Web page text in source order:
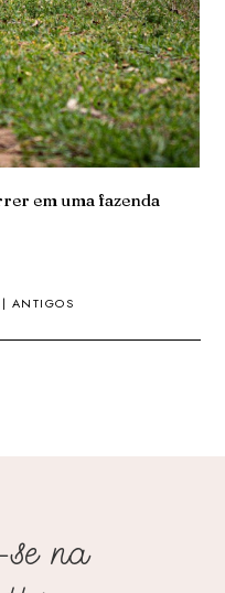
em uma fazenda
ANTIGOS
na